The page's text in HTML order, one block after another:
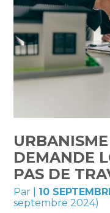
DEMANDE
PAS DE
Par 10
septembre 2024)